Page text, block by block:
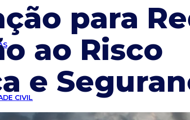
CIVIL
para
ao Risco
e